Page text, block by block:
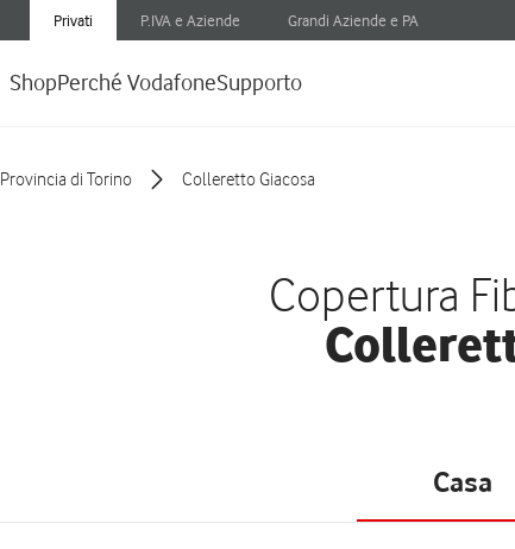
Privati P.IVA e Aziende Grandi Aziende e PA
ShopPerché VodafoneSupporto
Provincia di Torino Colleretto Giacosa
Copertura
Casa